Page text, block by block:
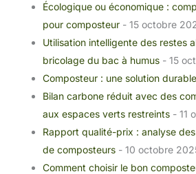
Écologique ou économique :
pour composteur - 15 octobre
Utilisation intelligente des restes
bricolage du bac à humus - 15
Composteur : une solution durable
Bilan carbone réduit avec des
aux espaces verts restreints - 11
Rapport qualité-prix : analyse
de composteurs - 10 octobre
Comment choisir le bon